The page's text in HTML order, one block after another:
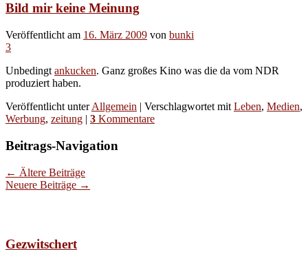
Bild mir keine Meinung
Veröffentlicht am 16. März 2009 von bunki
3
Unbedingt ankucken. Ganz großes Kino was die da vom NDR
produziert haben.
Veröffentlicht unter Allgemein | Verschlagwortet mit Leben, Medien,
Werbung, zeitung | 3 Kommentare
Beitrags-Navigation
← Ältere Beiträge
Neuere Beiträge →
Gezwitschert